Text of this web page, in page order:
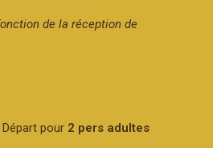
de la réception de
pour 2 pers adultes